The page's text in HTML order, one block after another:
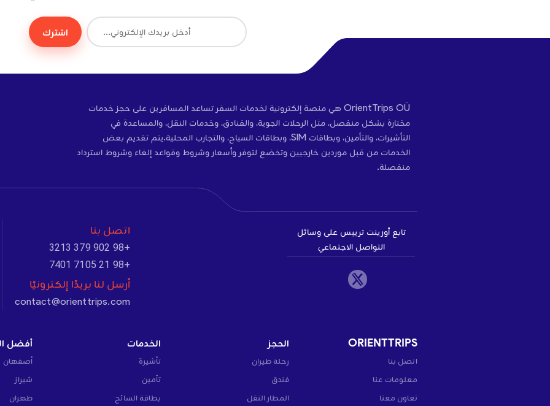
اشترك
OrientTrips OÜ هي منصة إلكترونية لخدمات السفر تساعد المسافرين على حجز خدمات
مختارة بشكل منفصل، مثل الرحلات الجوية، والفنادق، وخدمات النقل، والمساعدة في
التأشيرات، والتأمين، وبطاقات SIM، وبطاقات السياح، والتجارب المحلية.يتم تقديم بعض
الخدمات من قبل موردين خارجيين وتخضع لتوفر وأسعار وشروط وقواعد إلغاء وشروط استرداد
منفصلة.
تابع أورينت تريبس على وسائل
التواصل الاجتماعي
اتصل بنا
+98 902 379 3213
+98 21 7105 7401
أرسل لنا بريدًا إلكترونيًا
contact@orienttrips.com
ORIENTTRIPS
اتصل بنا
معلومات عنا
تعاون معنا
الحجز
رحلة طيران
فندق
المطار النقل
الخدمات
تأشيرة
تأمين
بطاقة السائح
أفضل
أصفهان
شيراز
طهران